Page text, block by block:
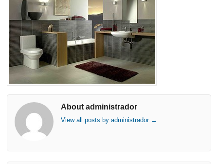
About administrador
View all posts by administrador →